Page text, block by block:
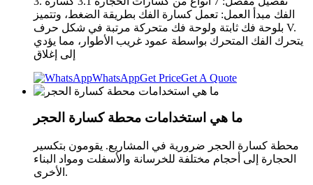
الفك مبدأ العمل: تعمل كسارة الفك بطريقة الضغط، وتتميز
بلوحة فك ثابتة ولوحة فك متحركة مرتبة في شكل حرف V.
يتحرك الفك المتحرك بواسطة عمود غريب الأطوار، مما يؤدي
إلى إغلاق
WhatsAppGet PriceGet A Quote
ما هي استخدامات محطة كسارة الحجر
محطة كسارة الحجر ضرورية في المشاريع. يقومون بتكسير
الحجارة إلى أحجام مختلفة للخرسانة والأسفلت ومواد البناء
الأخرى.